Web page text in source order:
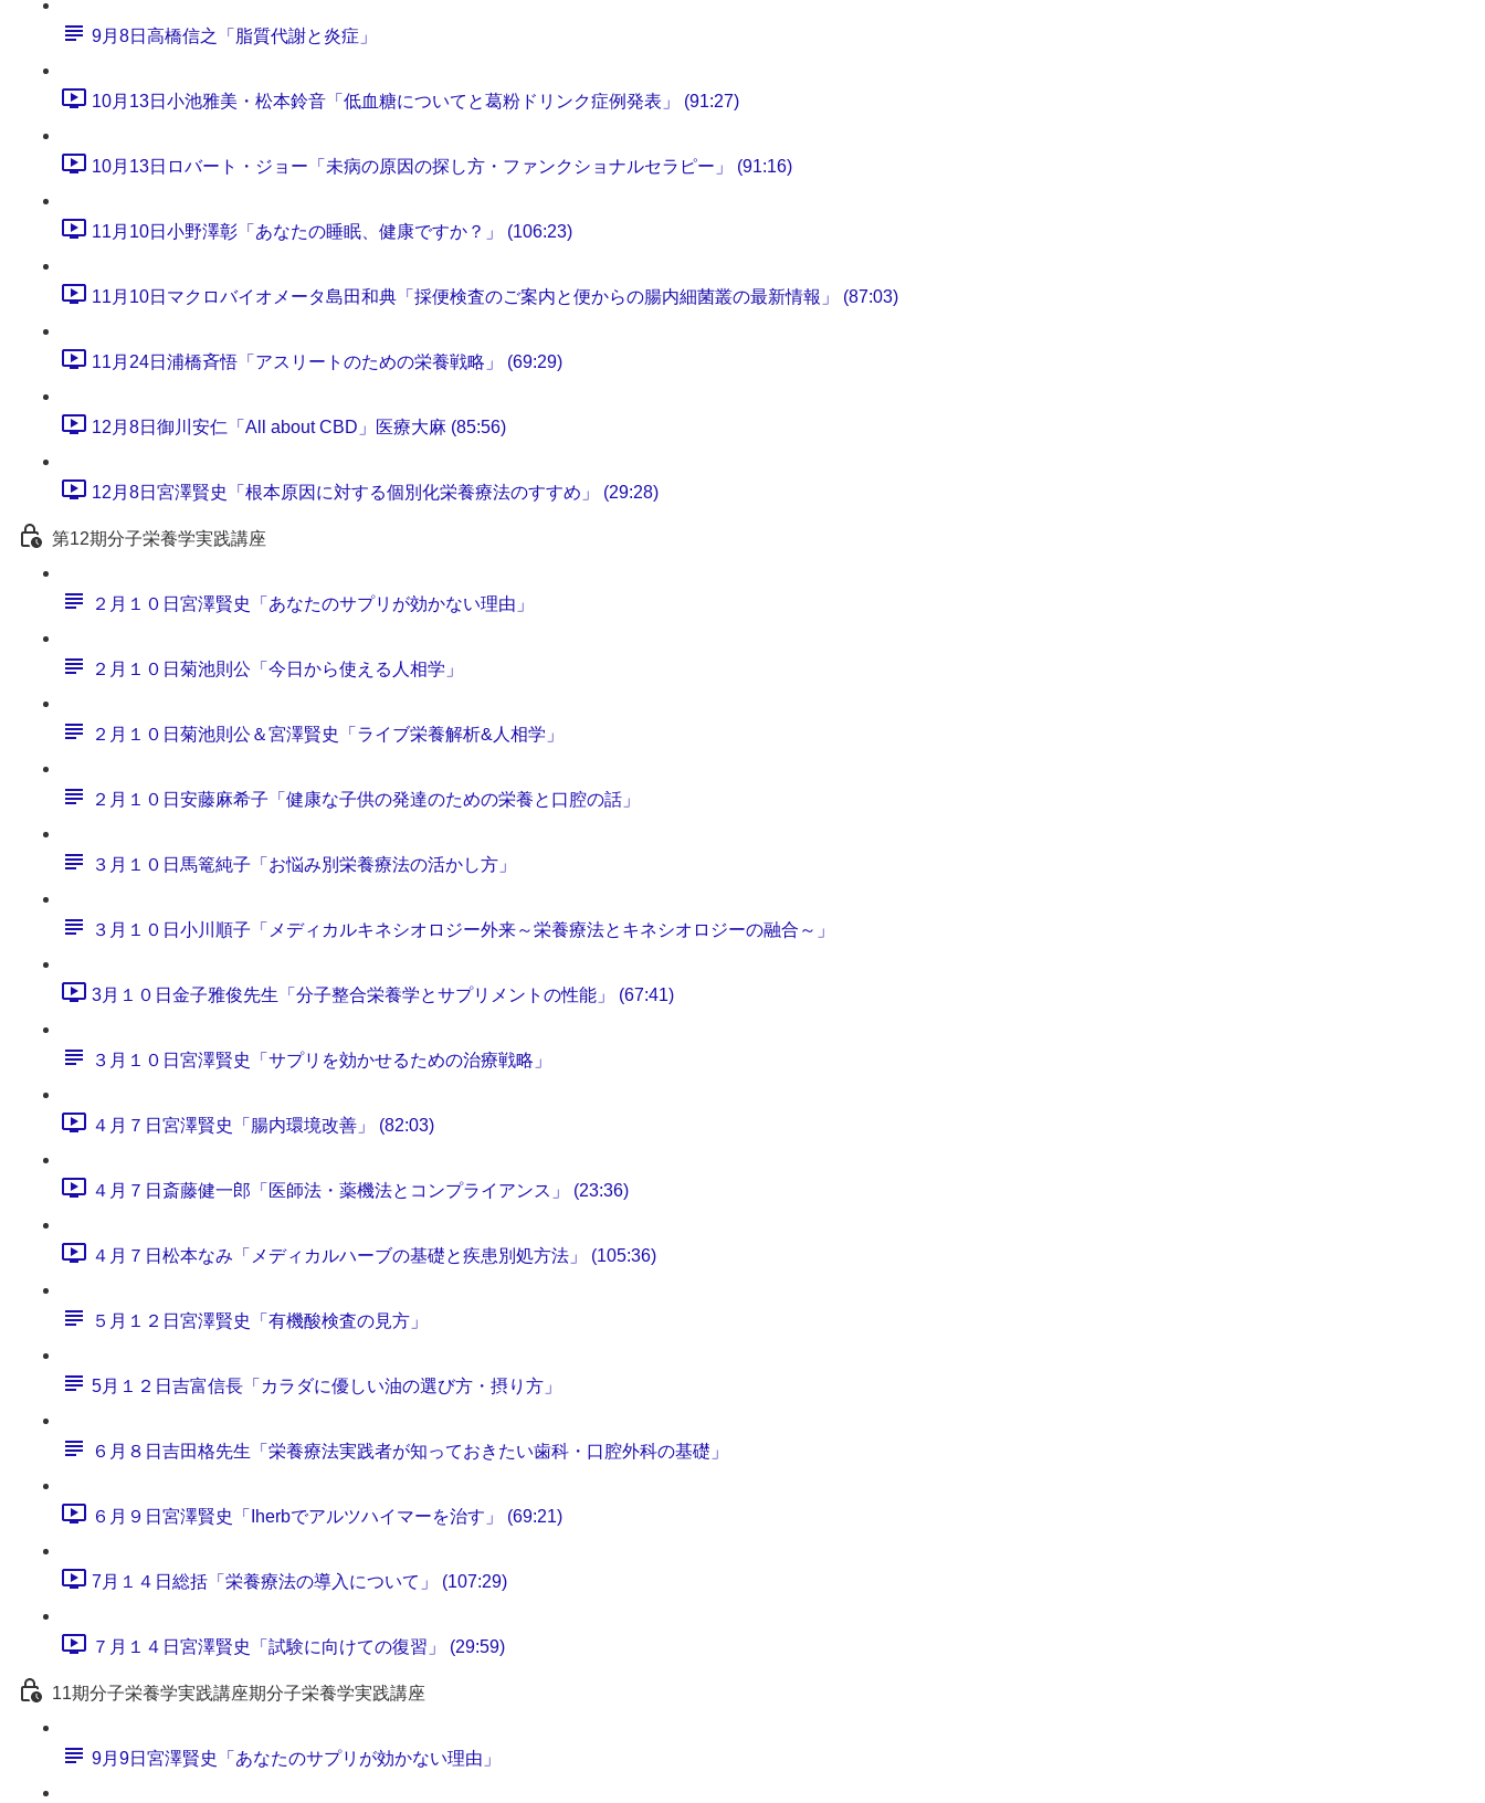
9月8日高橋信之「脂質代謝と炎症」
10月13日小池雅美・松本鈴音「低血糖についてと葛粉ドリンク症例発表」 (91:27)
10月13日ロバート・ジョー「未病の原因の探し方・ファンクショナルセラピー」 (91:16)
11月10日小野澤彰「あなたの睡眠、健康ですか？」 (106:23)
11月10日マクロバイオメータ島田和典「採便検査のご案内と便からの腸内細菌叢の最新情報」 (87:03)
11月24日浦橋斉悟「アスリートのための栄養戦略」 (69:29)
12月8日御川安仁「All about CBD」医療大麻 (85:56)
12月8日宮澤賢史「根本原因に対する個別化栄養療法のすすめ」 (29:28)
第12期分子栄養学実践講座
２月１０日宮澤賢史「あなたのサプリが効かない理由」
２月１０日菊池則公「今日から使える人相学」
２月１０日菊池則公＆宮澤賢史「ライブ栄養解析&人相学」
２月１０日安藤麻希子「健康な子供の発達のための栄養と口腔の話」
３月１０日馬篭純子「お悩み別栄養療法の活かし方」
３月１０日小川順子「メディカルキネシオロジー外来～栄養療法とキネシオロジーの融合～」
3月１０日金子雅俊先生「分子整合栄養学とサプリメントの性能」 (67:41)
３月１０日宮澤賢史「サプリを効かせるための治療戦略」
４月７日宮澤賢史「腸内環境改善」 (82:03)
４月７日斎藤健一郎「医師法・薬機法とコンプライアンス」 (23:36)
４月７日松本なみ「メディカルハーブの基礎と疾患別処方法」 (105:36)
５月１２日宮澤賢史「有機酸検査の見方」
5月１２日吉富信長「カラダに優しい油の選び方・摂り方」
６月８日吉田格先生「栄養療法実践者が知っておきたい歯科・口腔外科の基礎」
６月９日宮澤賢史「Iherbでアルツハイマーを治す」 (69:21)
7月１４日総括「栄養療法の導入について」 (107:29)
７月１４日宮澤賢史「試験に向けての復習」 (29:59)
11期分子栄養学実践講座期分子栄養学実践講座
9月9日宮澤賢史「あなたのサプリが効かない理由」